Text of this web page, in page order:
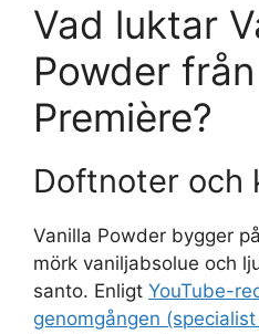
Vad luktar
Powder
Première?
Doftnoter och
Vanilla Powder bygger
mörk vaniljabsolue och
santo. Enligt YouTube-
genomgången